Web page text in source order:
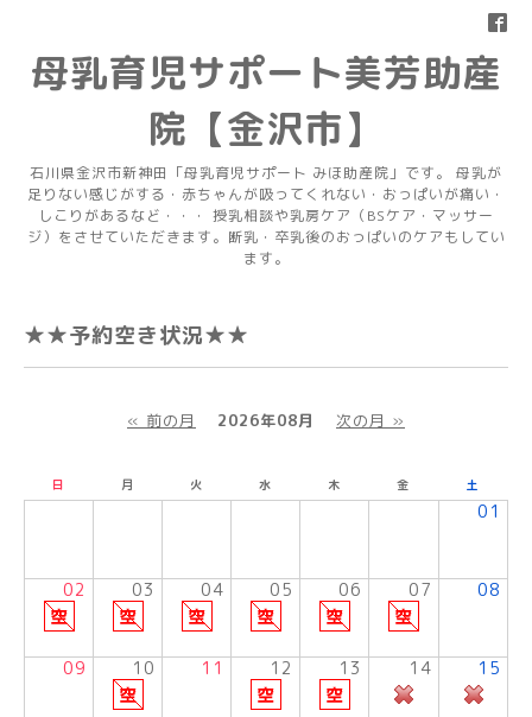
母乳育児サポート美芳助産
院【金沢市】
石川県金沢市新神田「母乳育児サポート みほ助産院」です。 母乳が
足りない感じがする・赤ちゃんが吸ってくれない・おっぱいが痛い・
しこりがあるなど・・・ 授乳相談や乳房ケア（BSケア・マッサー
ジ）をさせていただきます。断乳・卒乳後のおっぱいのケアもしてい
ます。
★★予約空き状況★★
« 前の月 2026年08月 次の月 »
日 月 火 水 木 金 土
01
02 03 04 05 06 07 08
09 10 11 12 13 14 15